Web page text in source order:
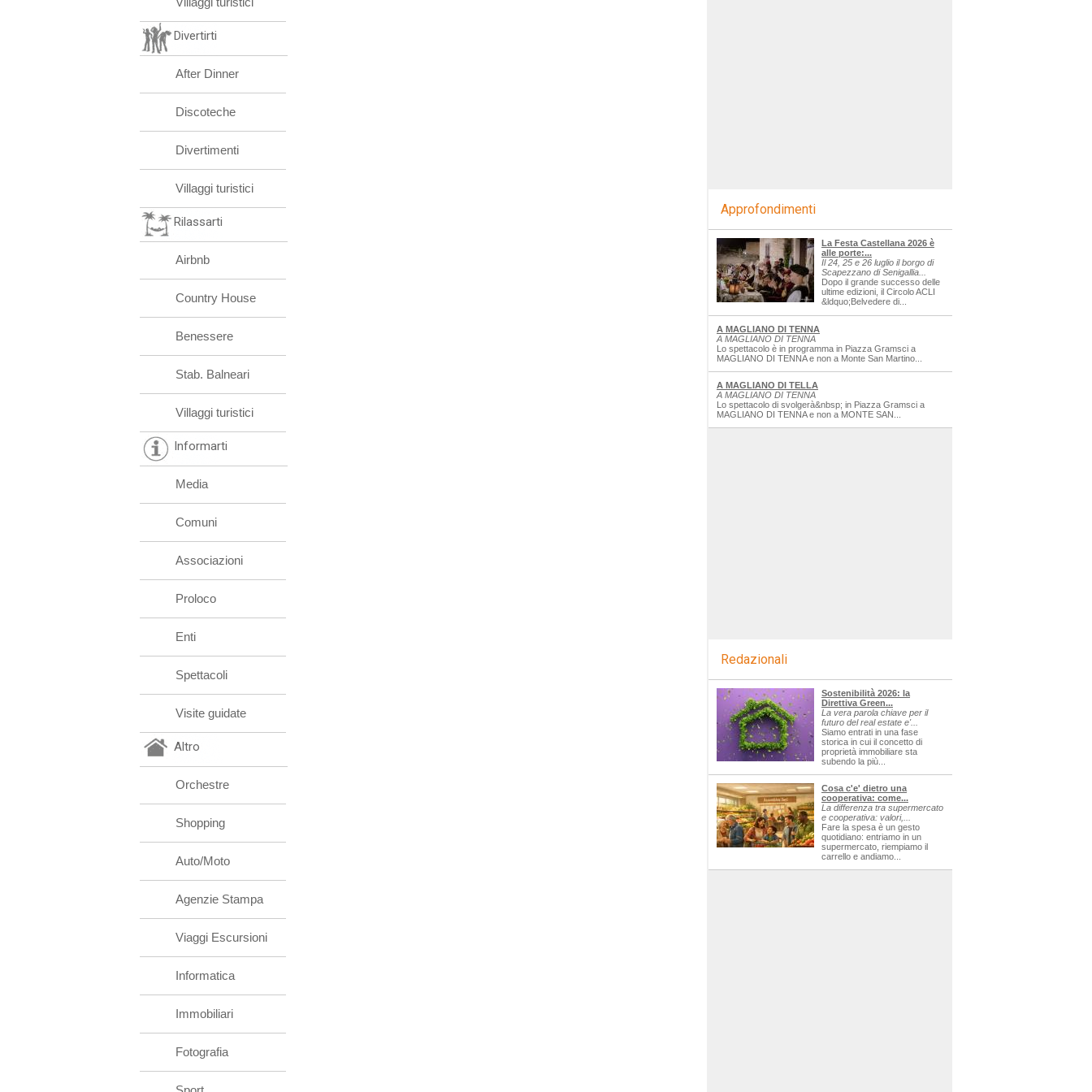
Divertirti
After Dinner
Discoteche
Divertimenti
Villaggi turistici
Rilassarti
Airbnb
Country House
Benessere
Stab. Balneari
Villaggi turistici
Informarti
Media
Comuni
Associazioni
Proloco
Enti
Spettacoli
Visite guidate
Altro
Orchestre
Shopping
Auto/Moto
Agenzie Stampa
Viaggi Escursioni
Informatica
Immobiliari
Fotografia
Approfondimenti
La Festa Castellana 2026 è
alle porte:...
Il 24, 25 e 26 luglio il borgo di
Scapezzano di Senigallia...
Dopo il grande successo delle
ultime edizioni, il Circolo ACLI
&ldquo;Belvedere di...
A MAGLIANO DI TENNA
A MAGLIANO DI TENNA
Lo spettacolo è in programma in Piazza Gramsci a
MAGLIANO DI TENNA e non a Monte San Martino...
A MAGLIANO DI TELLA
A MAGLIANO DI TENNA
Lo spettacolo di svolgerà&nbsp; in Piazza Gramsci a
MAGLIANO DI TENNA e non a MONTE SAN...
Redazionali
Sostenibilità 2026: la
Direttiva Green...
La vera parola chiave per il
futuro del real estate e'...
Siamo entrati in una fase
storica in cui il concetto di
proprietà immobiliare sta
subendo la più...
Cosa c'e' dietro una
cooperativa: come...
La differenza tra supermercato
e cooperativa: valori,...
Fare la spesa è un gesto
quotidiano: entriamo in un
supermercato, riempiamo il
carrello e andiamo...